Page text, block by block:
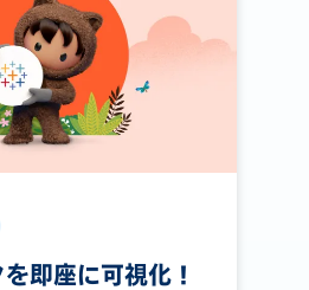
即座に可視化！